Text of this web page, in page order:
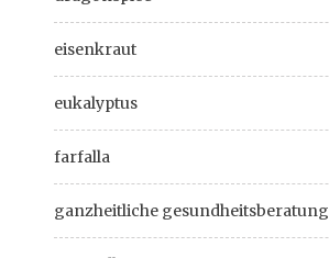
eisenkraut
eukalyptus
farfalla
ganzheitliche gesundheitsberatung